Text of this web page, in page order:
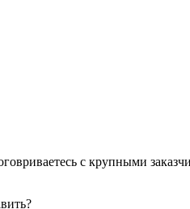
с крупными